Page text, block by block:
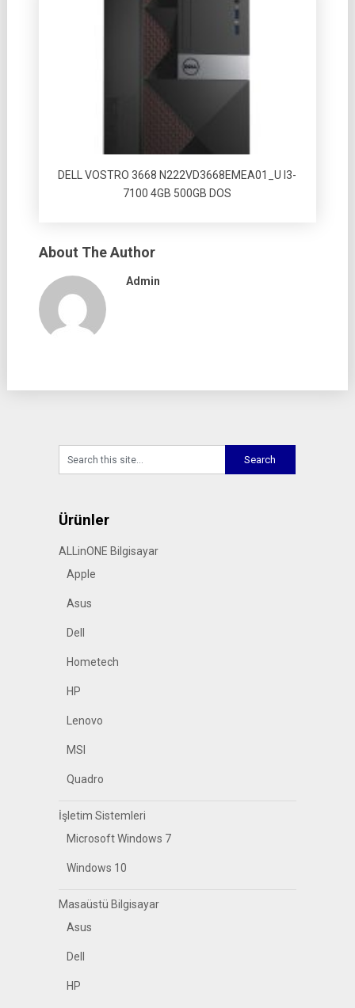
DELL VOSTRO 3668 N222VD3668EMEA01_U I3-
7100 4GB 500GB DOS
About The Author
Admin
Ürünler
ALLinONE Bilgisayar
Apple
Asus
Dell
Hometech
HP
Lenovo
MSI
Quadro
İşletim Sistemleri
Microsoft Windows 7
Windows 10
Masaüstü Bilgisayar
Asus
Dell
HP